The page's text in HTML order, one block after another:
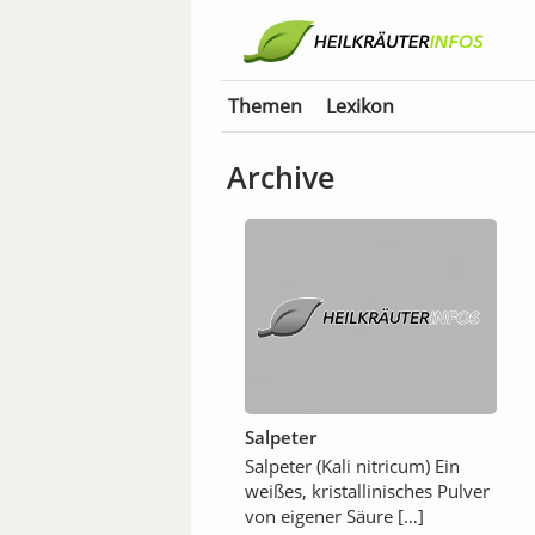
Themen Lexikon
Archive
Salpeter
Salpeter (Kali nitricum) Ein
weißes, kristallinisches Pulver
von eigener Säure […]